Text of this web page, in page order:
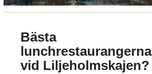
Bästa
lunchrestaurangerna
vid Liljeholmskajen?